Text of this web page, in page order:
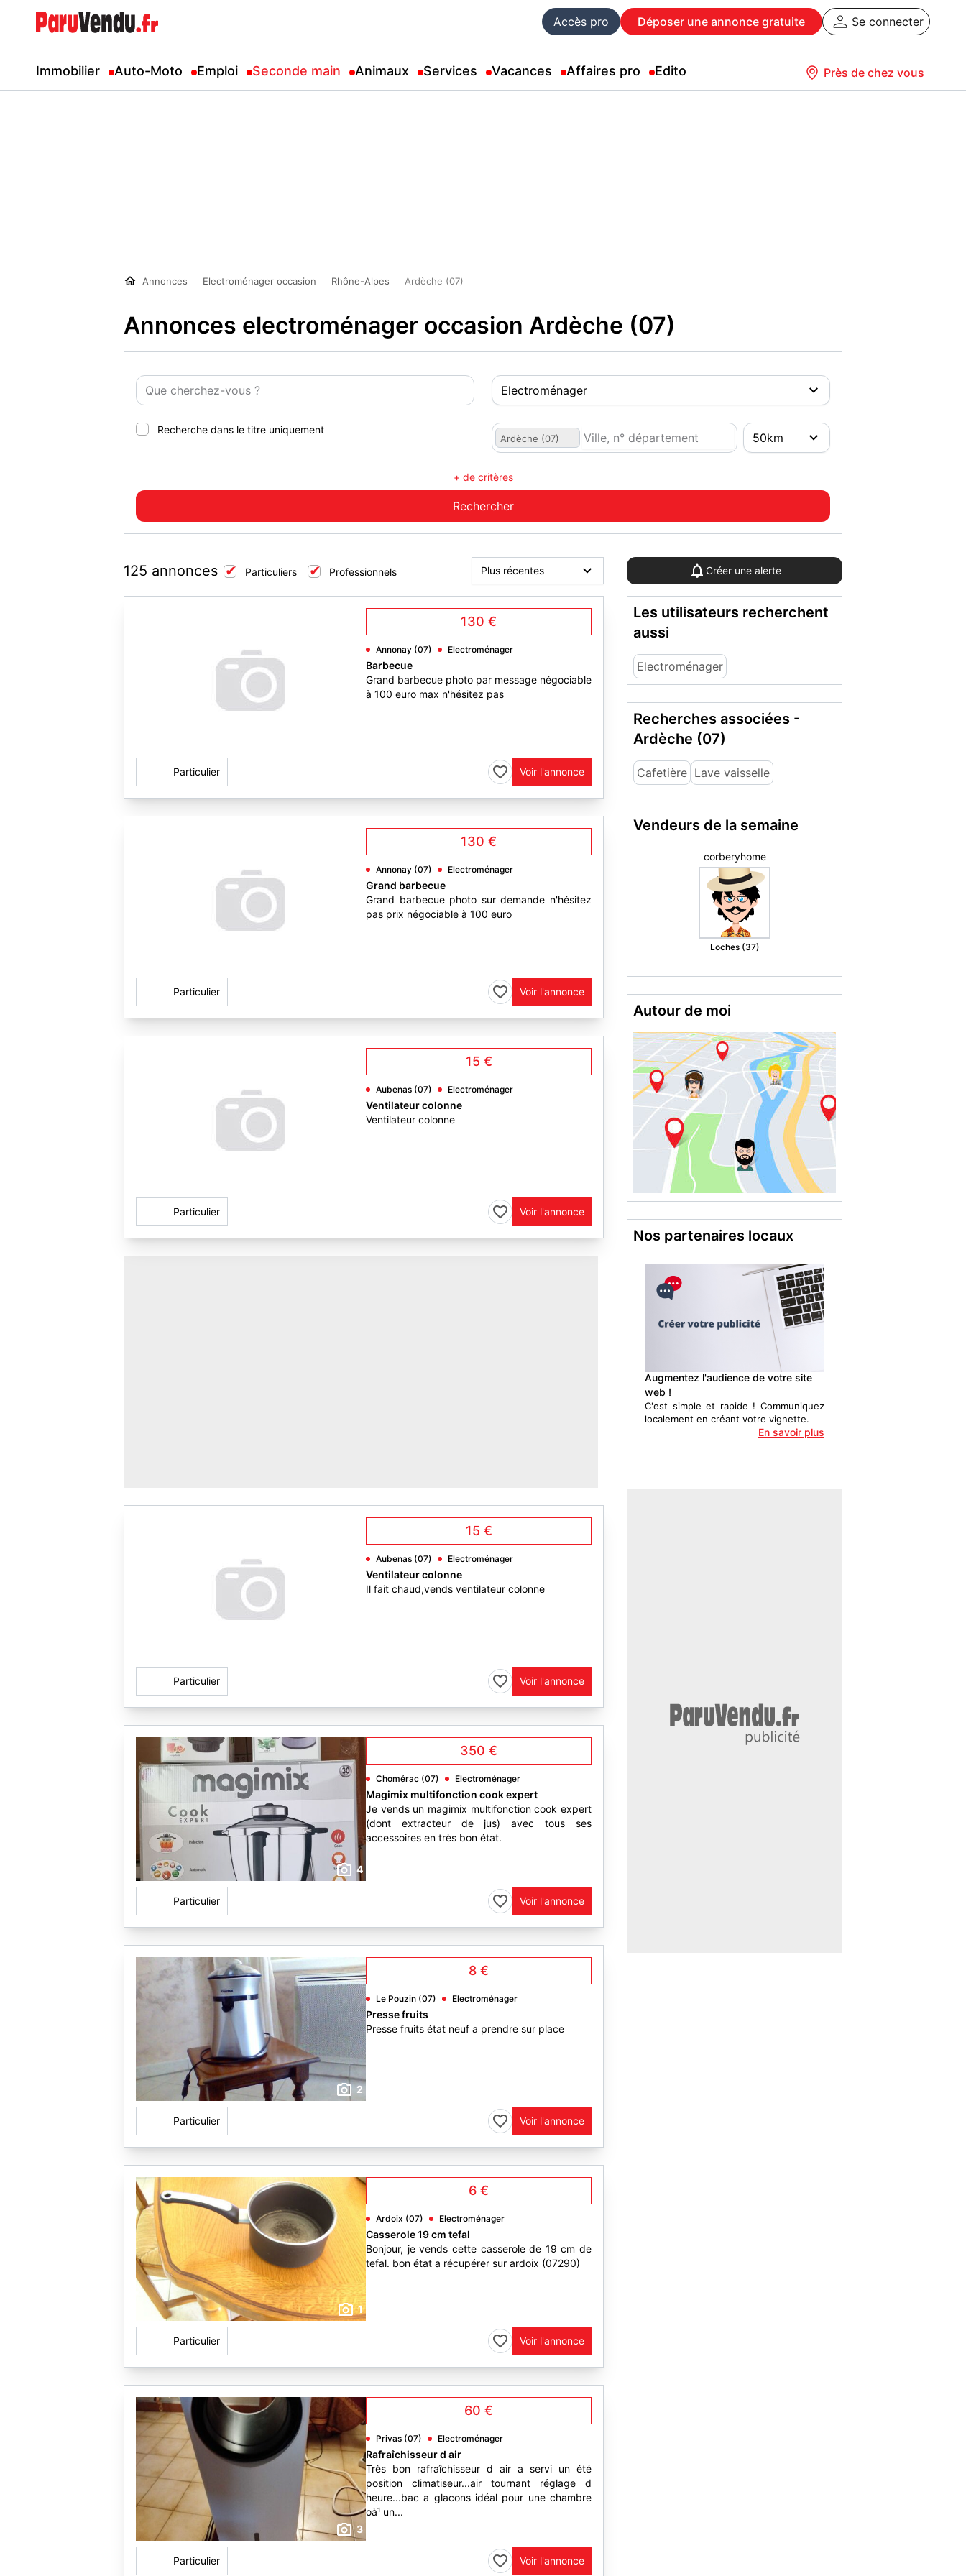
Accès pro Déposer une annonce gratuite Se connecter
Immobilier Auto-Moto Emploi Seconde main Animaux Services Vacances Affaires pro Edito Près de chez vous
Annonces Electroménager occasion Rhône-Alpes Ardèche (07)
Annonces electroménager occasion Ardèche (07)
Recherche dans le titre uniquement
Ardèche (07)
+ de critères
125 annonces Particuliers Professionnels Créer une alerte
130 €
Annonay (07) Electroménager
Barbecue
Grand barbecue photo par message négociable
à 100 euro max n'hésitez pas
Particulier Voir l'annonce
130 €
Annonay (07) Electroménager
Grand barbecue
Grand barbecue photo sur demande n'hésitez
pas prix négociable à 100 euro
Particulier Voir l'annonce
15 €
Aubenas (07) Electroménager
Ventilateur colonne
Ventilateur colonne
Particulier Voir l'annonce
15 €
Aubenas (07) Electroménager
Ventilateur colonne
Il fait chaud,vends ventilateur colonne
Particulier Voir l'annonce
4
350 €
Chomérac (07) Electroménager
Magimix multifonction cook expert
Je vends un magimix multifonction cook expert
(dont extracteur de jus) avec tous ses
accessoires en très bon état.
Particulier Voir l'annonce
2
8 €
Le Pouzin (07) Electroménager
Presse fruits
Presse fruits état neuf a prendre sur place
Particulier Voir l'annonce
1
6 €
Ardoix (07) Electroménager
Casserole 19 cm tefal
Bonjour, je vends cette casserole de 19 cm de
tefal. bon état a récupérer sur ardoix (07290)
Particulier Voir l'annonce
3
60 €
Privas (07) Electroménager
Rafraîchisseur d air
Très bon rafraîchisseur d air a servi un été
position climatiseur...air tournant réglage d
heure...bac a glacons idéal pour une chambre
oà¹ un...
Particulier Voir l'annonce
Les utilisateurs recherchent
aussi
Electroménager
Recherches associées -
Ardèche (07)
Cafetière Lave vaisselle
Vendeurs de la semaine
Marie christine
M.
Autour de moi
Nos partenaires locaux
Augmentez l'audience de votre site
web !
C'est simple et rapide ! Communiquez
localement en créant votre vignette.